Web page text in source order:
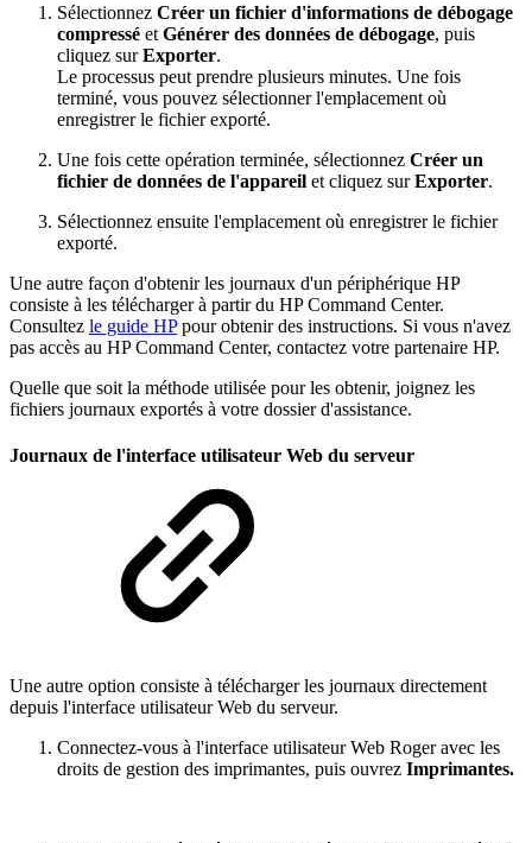
Sélectionnez Créer un fichier d'informations de débogage
compressé et Générer des données de débogage, puis
cliquez surExporter.
Le processus peut prendre plusieurs minutes. Une fois
terminé, vous pouvez sélectionner l'emplacement où
enregistrer le fichier exporté.
Une fois cette opération terminée, sélectionnez Créer un
fichier de données de l'appareil et cliquez surExporter.
Sélectionnez ensuite l'emplacement où enregistrer le fichier
exporté.
Une autre façon d'obtenir les journaux d'un périphérique HP
consiste à les télécharger à partir du HP Command Center.
Consultez le guide HPpour obtenir des instructions. Si vous n'avez
pas accès au HP Command Center, contactez votre partenaire HP.
Quelle que soit la méthode utilisée pour les obtenir, joignez les
fichiers journaux exportés à votre dossier d'assistance.
Journaux de l'interface utilisateur Web du serveur
Une autre option consiste à télécharger les journaux directement
depuis l'interface utilisateur Web du serveur.
Connectez-vous à l'interface utilisateur Web Roger avec les
droits de gestion des imprimantes, puis ouvrez Imprimantes.